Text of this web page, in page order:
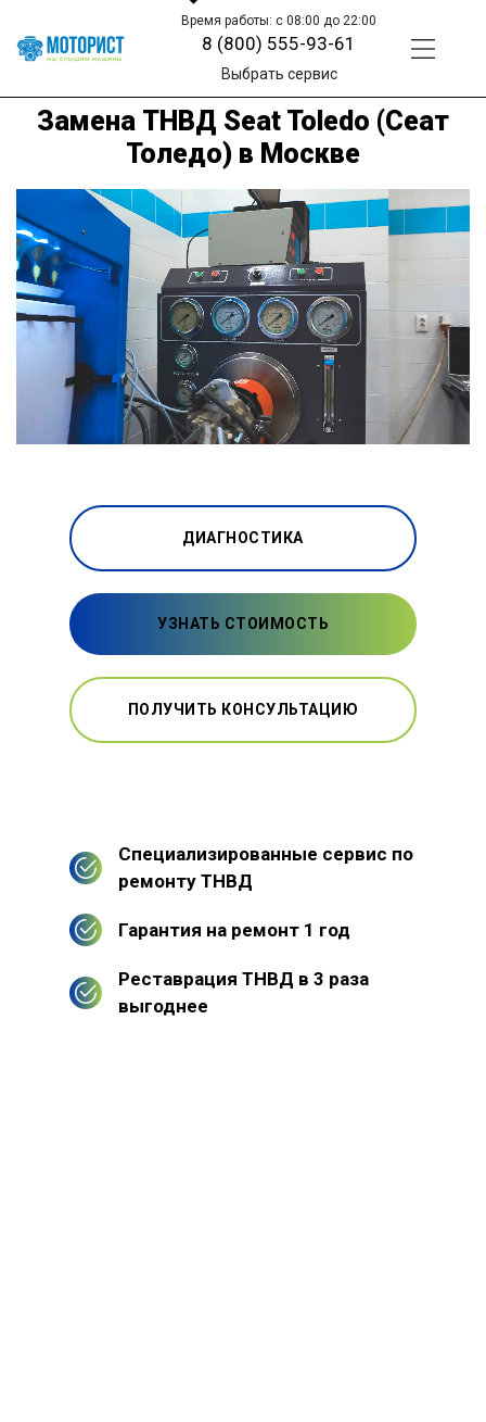
Время работы: с 08:00 до 22:00
8 (800) 555-93-61
Выбрать сервис
Замена ТНВД Seat Toledo (Сеат
Толедо) в Москве
ДИАГНОСТИКА
УЗНАТЬ СТОИМОСТЬ
ПОЛУЧИТЬ КОНСУЛЬТАЦИЮ
Специализированные сервис по
ремонту ТНВД
Гарантия на ремонт 1 год
Реставрация ТНВД в 3 раза
выгоднее